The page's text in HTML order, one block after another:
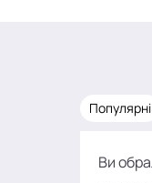
Популярні
Ви